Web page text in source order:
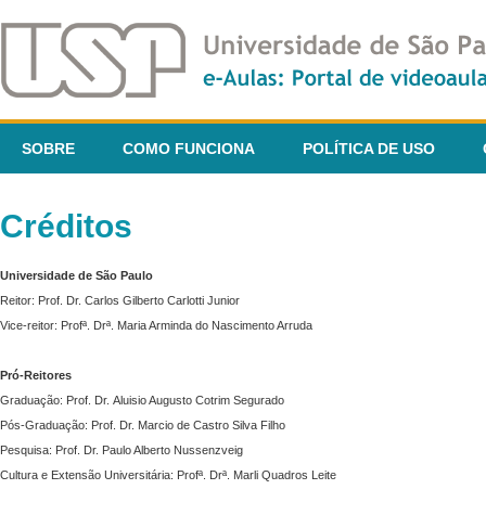
SOBRE COMO FUNCIONA POLÍTICA DE USO
Créditos
Universidade de São Paulo
Reitor: Prof. Dr. Carlos Gilberto Carlotti Junior
Vice-reitor: Profª. Drª. Maria Arminda do Nascimento Arruda
Pró-Reitores
Graduação: Prof. Dr. Aluisio Augusto Cotrim Segurado
Pós-Graduação: Prof. Dr. Marcio de Castro Silva Filho
Pesquisa: Prof. Dr. Paulo Alberto Nussenzveig
Cultura e Extensão Universitária: Profª. Drª. Marli Quadros Leite